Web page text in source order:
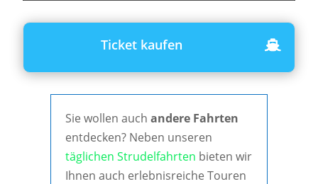
Ticket kaufen
Sie wollen auch andere Fahrten
entdecken? Neben unseren
täglichen Strudelfahrten bieten wir
Ihnen auch erlebnisreiche Touren